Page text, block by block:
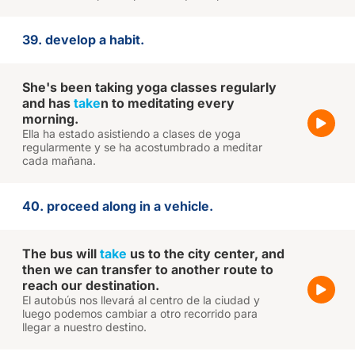
39. develop a habit.
She's been taking yoga classes regularly
and has taken to meditating every
morning.
Ella ha estado asistiendo a clases de yoga
regularmente y se ha acostumbrado a meditar
cada mañana.
40. proceed along in a vehicle.
The bus will take us to the city center, and
then we can transfer to another route to
reach our destination.
El autobús nos llevará al centro de la ciudad y
luego podemos cambiar a otro recorrido para
llegar a nuestro destino.